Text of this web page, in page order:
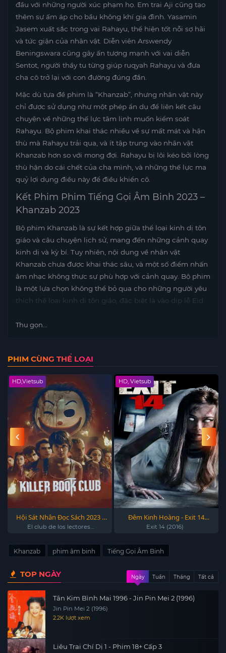
đầu với những người xúc phạm họ. Em trai Aji cũng tạo
thêm sự ấm áp cho bầu không khí gia đình. Yasamin
Jasem xuất sắc trong vai Rahayu, thể hiện tốt nỗi sợ hãi
và tức giận của nhân vật. Diễn viên Arswendy
Beningswara cũng gây ấn tượng mạnh với vai diễn
Sentot, người thầy tu từng giúp ruqyah Rahayu và đưa
cha cô trở lại với con đường đúng đắn.
Mặc dù tựa đề phim là “Khanzab”, nhưng nhân vật này
chỉ được sử dụng như một phép ẩn dụ để liên kết câu
chuyện về những thế lực tâm linh muốn kiểm soát
Rahayu. Bộ phim khai thác nhiều về sự mất mát và hận
thù mà Rahayu trải qua, và ít tập trung vào nhân vật
Khanzab hơn so với mong đợi. Rahayu bị lôi kéo bởi lòng
thù hận do cái chết của cha mình, và những thế lực ma
quỷ lợi dụng điều này để điều khiển cô.
Kết Phim Phim Tiếng Gọi Âm Binh 2023 –
Khanzab 2023
Bộ phim Khanzab là sự kết hợp giữa thể loại kinh dị tôn
giáo và câu chuyện lịch sử, mang đến những cảnh quay
kinh dị và kỳ bí. Tuy nhiên, nội dung về nhân vật
Khanzab chưa được khai thác sâu, và một số điểm nhấn
âm nhạc không thực sự phù hợp với cảnh quay. Bộ phim
là một lựa chọn không thể bỏ qua cho những người yêu
thích thể loại kinh dị tôn giáo, đặc biệt là vào dịp lễ Eid.
Thu gọn...
PHIM CÙNG THỂ LOẠI
HD,Vietsub
Hội Sát Nhân Đọc Sách 2023 -
Killer Book Club 2023
El club de los lectores
HD, Vietsub
Đêm Kinh Hoàng - Exit 14
(2016)
Exit 14 (2016)
Khanzab phim âm binh Tiếng Gọi Âm Binh
TOP NGÀY Ngày Tuần Tháng Tất cả
Tân Kim Bình Mai 1996 - Jin Pin Mei 2 (1996)
Jin Pin Mei 2 (1996)
2.2K lượt xem
Liêu Trai Chí Dị 1 - Phim 18+ Cấp 3